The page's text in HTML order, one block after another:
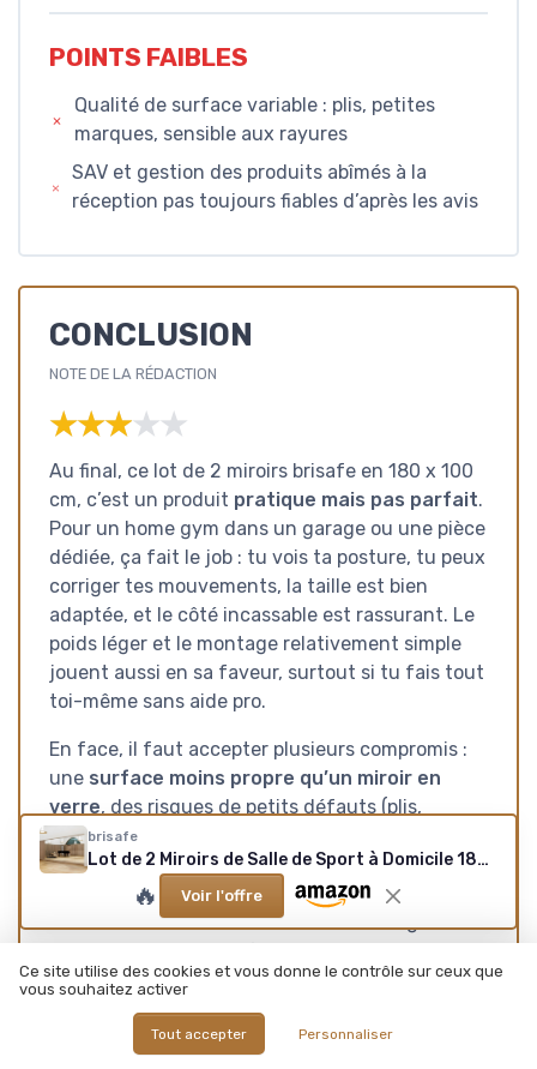
POINTS FAIBLES
Qualité de surface variable : plis, petites
marques, sensible aux rayures
SAV et gestion des produits abîmés à la
réception pas toujours fiables d’après les avis
CONCLUSION
NOTE DE LA RÉDACTION
★★★★★
★★★★★
Au final, ce lot de 2 miroirs brisafe en 180 x 100
cm, c’est un produit pratique mais pas parfait.
Pour un home gym dans un garage ou une pièce
dédiée, ça fait le job : tu vois ta posture, tu peux
corriger tes mouvements, la taille est bien
adaptée, et le côté incassable est rassurant. Le
poids léger et le montage relativement simple
jouent aussi en sa faveur, surtout si tu fais tout
toi-même sans aide pro.
En face, il faut accepter plusieurs compromis :
une surface moins propre qu’un miroir en
verre, des risques de petits défauts (plis,
marques), une sensibilité aux rayures, et un
qui semble inégalselon les retours clients. Si tu
es maniaque, que tu veux un rendu nickel pour
un studio de danse ou une salle très soignée, tu
risques de trouver ça frustrant. Pour une déco
de chambre ou de salon très propre, ce n’est
clairement pas le meilleur choix non plus.
Je le recommande surtout à ceux qui veulent
brisafe
Lot de 2 Miroirs de Salle de Sport à Domicile 180 x 100 cm, sans Cadre Grand Miroir Intégral Miroir Mural Pleine Longueur pour Salle de Sport, Yoga, Garage, Chambre, Salle de Bain 180 x 100 cm-2pc
🔥 Voir l'offre
Ce site utilise des cookies et vous donne le contrôle sur ceux que
vous souhaitez activer
Tout accepter Personnaliser